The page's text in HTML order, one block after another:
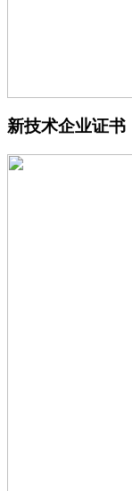
新技术企业证书